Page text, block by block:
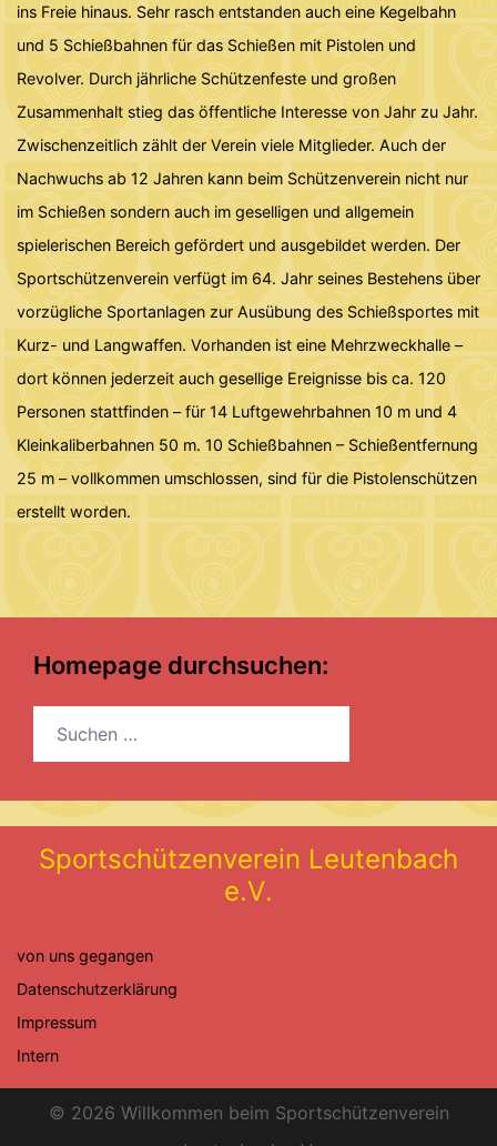
ins Freie hinaus. Sehr rasch entstanden auch eine Kegelbahn
und 5 Schießbahnen für das Schießen mit Pistolen und
Revolver. Durch jährliche Schützenfeste und großen
Zusammenhalt stieg das öffentliche Interesse von Jahr zu Jahr.
Zwischenzeitlich zählt der Verein viele Mitglieder. Auch der
Nachwuchs ab 12 Jahren kann beim Schützenverein nicht nur
im Schießen sondern auch im geselligen und allgemein
spielerischen Bereich gefördert und ausgebildet werden. Der
Sportschützenverein verfügt im 64. Jahr seines Bestehens über
vorzügliche Sportanlagen zur Ausübung des Schießsportes mit
Kurz- und Langwaffen. Vorhanden ist eine Mehrzweckhalle –
dort können jederzeit auch gesellige Ereignisse bis ca. 120
Personen stattfinden – für 14 Luftgewehrbahnen 10 m und 4
Kleinkaliberbahnen 50 m. 10 Schießbahnen – Schießentfernung
25 m – vollkommen umschlossen, sind für die Pistolenschützen
erstellt worden.
Homepage durchsuchen:
Suchen
nach:
Sportschützenverein Leutenbach
e.V.
von uns gegangen
Datenschutzerklärung
Impressum
Intern
© 2026 Willkommen beim Sportschützenverein